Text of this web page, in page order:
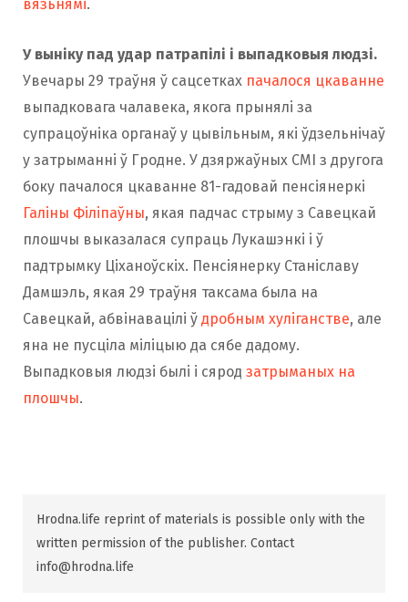
вязьнямі.
У выніку пад удар патрапілі і выпадковыя людзі.
Увечары 29 траўня ў сацсетках пачалося цкаванне
выпадковага чалавека, якога прынялі за
супрацоўніка органаў у цывільным, які ўдзельнічаў
у затрыманні ў Гродне. У дзяржаўных СМІ з другога
боку пачалося цкаванне 81-гадовай пенсіянеркі
Галіны Філіпаўны, якая падчас стрыму з Савецкай
плошчы выказалася супраць Лукашэнкі і ў
падтрымку Ціханоўскіх. Пенсіянерку Станіславу
Дамшэль, якая 29 траўня таксама была на
Савецкай, абвінавацілі ў дробным хуліганстве, але
яна не пусціла міліцыю да сябе дадому.
Выпадковыя людзі былі і сярод затрыманых на
плошчы.
Hrodna.life reprint of materials is possible only with the
written permission of the publisher. Contact
info@hrodna.life